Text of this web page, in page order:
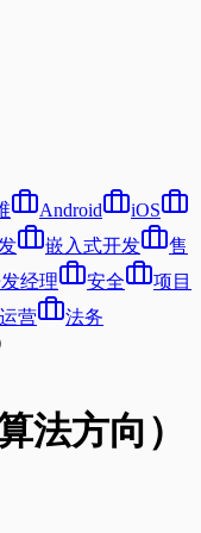
Android
iOS
嵌入式开发
售
经理 安全
项目
运营
法务
法方向）